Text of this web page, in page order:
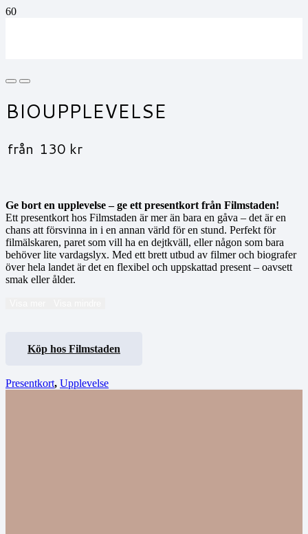
BIOUPPLEVELSE
från 130 kr
Ge bort en upplevelse – ge ett presentkort från Filmstaden!
Ett presentkort hos Filmstaden är mer än bara en gåva – det är en
chans att försvinna in i en annan värld för en stund. Perfekt för
filmälskaren, paret som vill ha en dejtkväll, eller någon som bara
behöver lite vardagslyx. Med ett brett utbud av filmer och biografer
över hela landet är det en flexibel och uppskattad present – oavsett
smak eller ålder.
Köp hos Filmstaden
Presentkort, Upplevelse